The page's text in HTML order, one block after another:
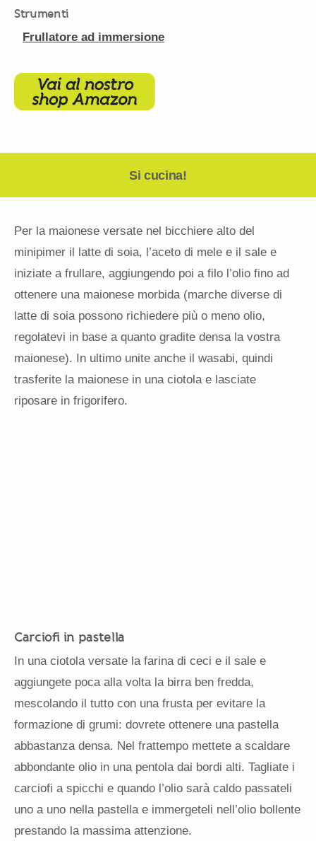
Strumenti
Frullatore ad immersione
Si cucina!
Per la maionese versate nel bicchiere alto del
minipimer il latte di soia, l’aceto di mele e il sale e
iniziate a frullare, aggiungendo poi a filo l’olio fino ad
ottenere una maionese morbida (marche diverse di
latte di soia possono richiedere più o meno olio,
regolatevi in base a quanto gradite densa la vostra
maionese). In ultimo unite anche il wasabi, quindi
trasferite la maionese in una ciotola e lasciate
riposare in frigorifero.
Carciofi in pastella
In una ciotola versate la farina di ceci e il sale e
aggiungete poca alla volta la birra ben fredda,
mescolando il tutto con una frusta per evitare la
formazione di grumi: dovrete ottenere una pastella
abbastanza densa. Nel frattempo mettete a scaldare
abbondante olio in una pentola dai bordi alti. Tagliate i
carciofi a spicchi e quando l’olio sarà caldo passateli
uno a uno nella pastella e immergeteli nell’olio bollente
prestando la massima attenzione.